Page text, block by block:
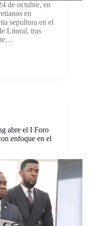
de octubre, en
en
sepultura en el
Litoral, tras
abre el I Foro
enfoque en el